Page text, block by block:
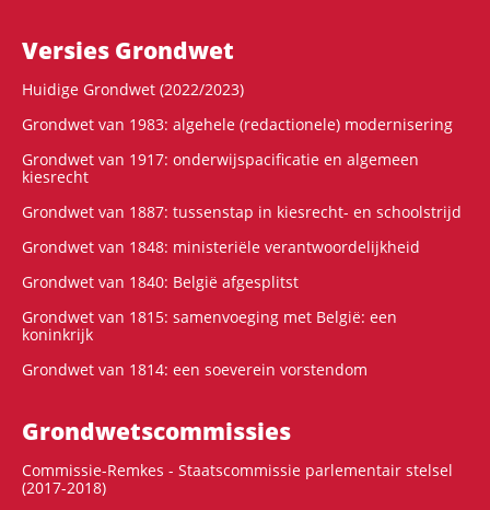
Versies Grondwet
Huidige Grondwet (2022/2023)
Grondwet van 1983: algehele (redactionele) modernisering
Grondwet van 1917: onderwijspacificatie en algemeen
kiesrecht
Grondwet van 1887: tussenstap in kiesrecht- en schoolstrijd
Grondwet van 1848: ministeriële verantwoordelijkheid
Grondwet van 1840: België afgesplitst
Grondwet van 1815: samenvoeging met België: een
koninkrijk
Grondwet van 1814: een soeverein vorstendom
Grondwets­commissies
Commissie-Remkes - Staatscommissie parlementair stelsel
(2017-2018)